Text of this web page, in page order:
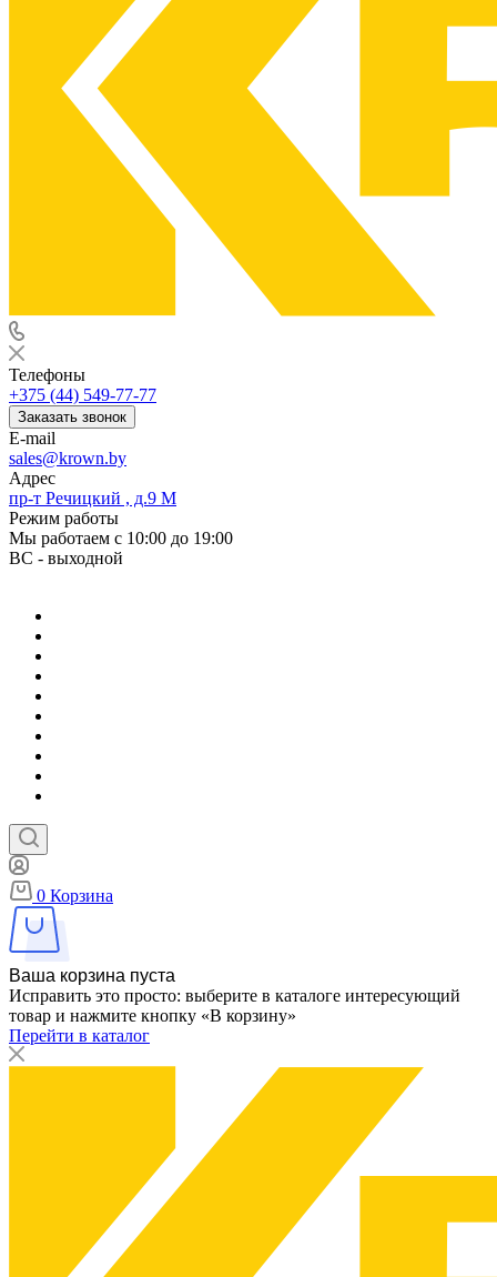
Телефоны
+375 (44) 549-77-77
Заказать звонок
E-mail
sales@krown.by
Адрес
пр-т Речицкий , д.9 М
Режим работы
Мы работаем с 10:00 до 19:00
ВС - выходной
0 Корзина
Ваша корзина пуста
Исправить это просто: выберите в каталоге интересующий
товар и нажмите кнопку «В корзину»
Перейти в каталог